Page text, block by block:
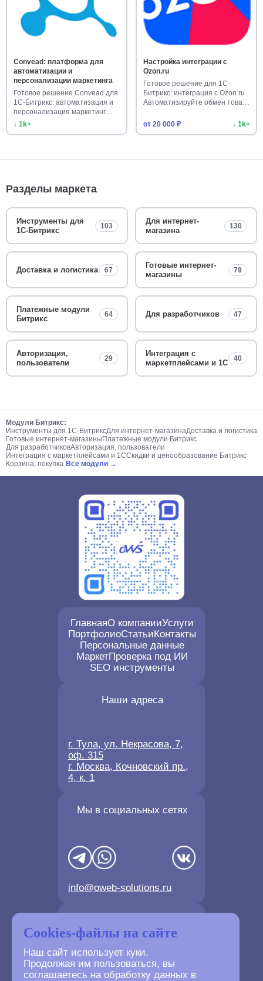
Convead: платформа для
автоматизации и
персонализации маркетинга
Готовое решение Convead для
1С-Битрикс: автоматизация и
персонализация маркетинг…
↓ 1k+
Настройка интеграции с
Ozon.ru
Готовое решение для 1С-
Битрикс: интеграция с Ozon.ru.
Автоматизируйте обмен това…
от 20 000 ₽ ↓ 1k+
Разделы маркета
Инструменты для
1С-Битрикс
103
Для интернет-
магазина
130
Доставка и логистика 67
Готовые интернет-
магазины
79
Платежные модули
Битрикс
64 Для разработчиков 47
Авторизация,
пользователи
29
Интеграция с
маркетплейсами и 1С
40
Cookies-файлы на сайте
Наш сайт использует куки.
Продолжая им пользоваться, вы
соглашаетесь на обработку данных в
Модули Битрикс:
Инструменты для 1С-БитриксДля интернет-магазинаДоставка и логистика
Готовые интернет-магазины Платежные модули Битрикс
Для разработчиковАвторизация, пользователи
Интеграция с маркетплейсами и 1ССкидки и ценообразование Битрикс
Корзина, покупка Все модули →
ГлавнаяО компанииУслуги
ПортфолиоСтатьиКонтакты
Персональные данные
МаркетПроверка под ИИ
SEO инструменты
Мы в социальных сетях
info@oweb-solutions.ru
Наши адреса
г. Тула, ул. Некрасова, 7,
оф. 315
г. Москва, Кочновский пр.,
4, к. 1